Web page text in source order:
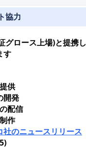
協力
グロース上場)と提携
す
供
開発
配信
作
のニュースリリース